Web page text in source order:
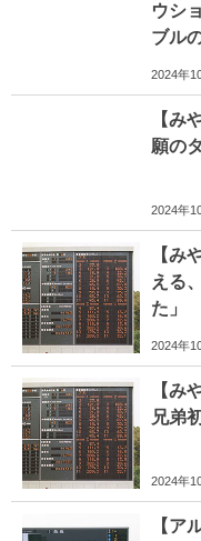
ウシ
ブル
2024年
【み
願の
2024年
【み
える
た」
2024年
【み
兄弟
2024年
【ア